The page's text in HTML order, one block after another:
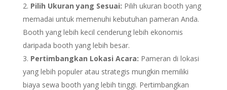
Pilih Ukuran yang Sesuai: Pilih ukuran booth yang
memadai untuk memenuhi kebutuhan pameran Anda.
Booth yang lebih kecil cenderung lebih ekonomis
daripada booth yang lebih besar.
Pertimbangkan Lokasi Acara: Pameran di lokasi
yang lebih populer atau strategis mungkin memiliki
biaya sewa booth yang lebih tinggi. Pertimbangkan